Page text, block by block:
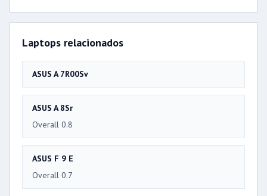
Laptops relacionados
ASUS A 7R00Sv
ASUS A 8Sr
Overall 0.8
ASUS F 9 E
Overall 0.7